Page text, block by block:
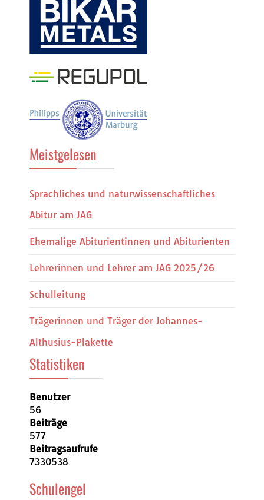
Meistgelesen
Sprachliches und naturwissenschaftliches
Abitur am JAG
Ehemalige Abiturientinnen und Abiturienten
Lehrerinnen und Lehrer am JAG 2025/26
Schulleitung
Trägerinnen und Träger der Johannes-
Althusius-Plakette
Statistiken
Benutzer
56
Beiträge
577
Beitragsaufrufe
7330538
Schulengel